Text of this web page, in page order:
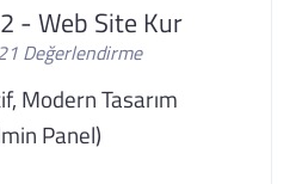
- Web Site Kur
Değerlendirme
Modern Tasarım
Panel)